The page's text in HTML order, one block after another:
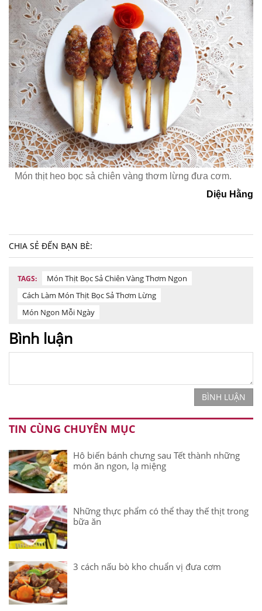
Món thịt heo bọc sả chiên vàng thơm lừng đưa cơm.
Diệu Hằng
CHIA SẺ ĐẾN BẠN BÈ:
TAGS:
Món Thịt Bọc Sả Chiên Vàng Thơm Ngon
Cách Làm Món Thịt Bọc Sả Thơm Lừng
Món Ngon Mỗi Ngày
Bình luận
BÌNH LUẬN
TIN CÙNG CHUYÊN MỤC
Hô biến bánh chưng sau Tết thành những
món ăn ngon, lạ miệng
Những thực phẩm có thể thay thế thịt trong
bữa ăn
3 cách nấu bò kho chuẩn vị đưa cơm